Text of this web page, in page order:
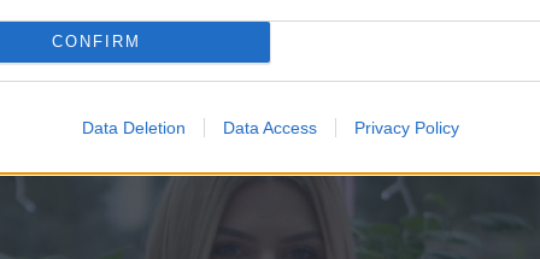
CONFIRM
Data Deletion Data Access Privacy Policy
reikia suvokti, kad galėtume pakeisti savo likimą